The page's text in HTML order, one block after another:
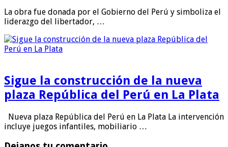
La obra fue donada por el Gobierno del Perú y simboliza el
liderazgo del libertador, …
Sigue la construcción de la nueva
plaza República del Perú en La Plata
Nueva plaza República del Perú en La Plata La intervención
incluye juegos infantiles, mobiliario …